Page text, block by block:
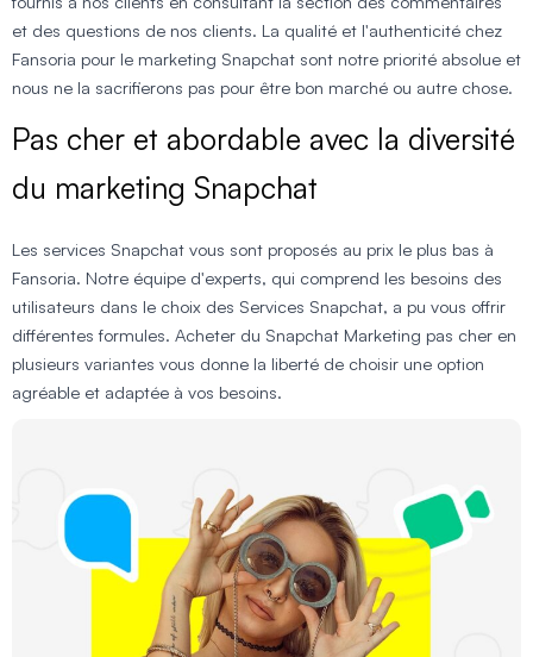
et des questions de nos clients. La qualité et l'authenticité chez
Fansoria pour le marketing Snapchat sont notre priorité absolue et
nous ne la sacrifierons pas pour être bon marché ou autre chose.
Pas cher et abordable avec la diversité
du marketing Snapchat
Les services Snapchat vous sont proposés au prix le plus bas à
Fansoria. Notre équipe d'experts, qui comprend les besoins des
utilisateurs dans le choix des Services Snapchat, a pu vous offrir
différentes formules. Acheter du Snapchat Marketing pas cher en
plusieurs variantes vous donne la liberté de choisir une option
agréable et adaptée à vos besoins.